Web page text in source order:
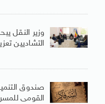
وزير النقل
التشاديين
صندوق
القومى